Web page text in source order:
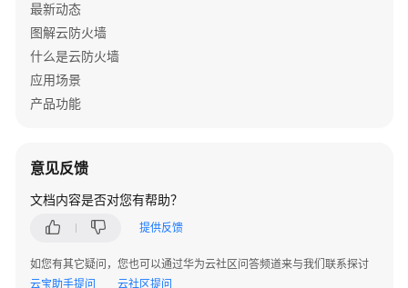
最新动态
图解云防火墙
什么是云防火墙
应用场景
产品功能
意见反馈
文档内容是否对您有帮助？
提供反馈
如您有其它疑问，您也可以通过华为云社区问答频道来与我们联系探讨
云宝助手提问
云社区提问